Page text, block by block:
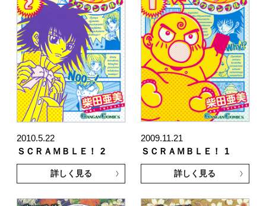
2010.5.22
ＳＣＲＡＭＢＬＥ！
2
詳しく見る
2009.11.21
ＳＣＲＡＭＢＬＥ！
1
詳しく見る